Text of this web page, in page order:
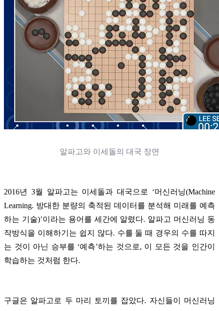
알파고와 이세돌의 대국 장면
2016년 3월 알파고는 이세돌과 대국으로 ‘머신러닝(Machine
Learning. 방대한 분량의 축적된 데이터를 분석해 미래를 예측
하는 기술)’이라는 용어를 세간에 알렸다. 알파고 머신러닝 동
작방식을 이해하기는 쉽지 않다. 수를 둘 때 경우의 수를 따지
는 것이 아닌 승부를 ‘예측’하는 것으로, 이 모든 것을 인간이
학습하는 것처럼 한다.
구글은 알파고로 두 마리 토끼를 잡았다. 자신들이 머신러닝